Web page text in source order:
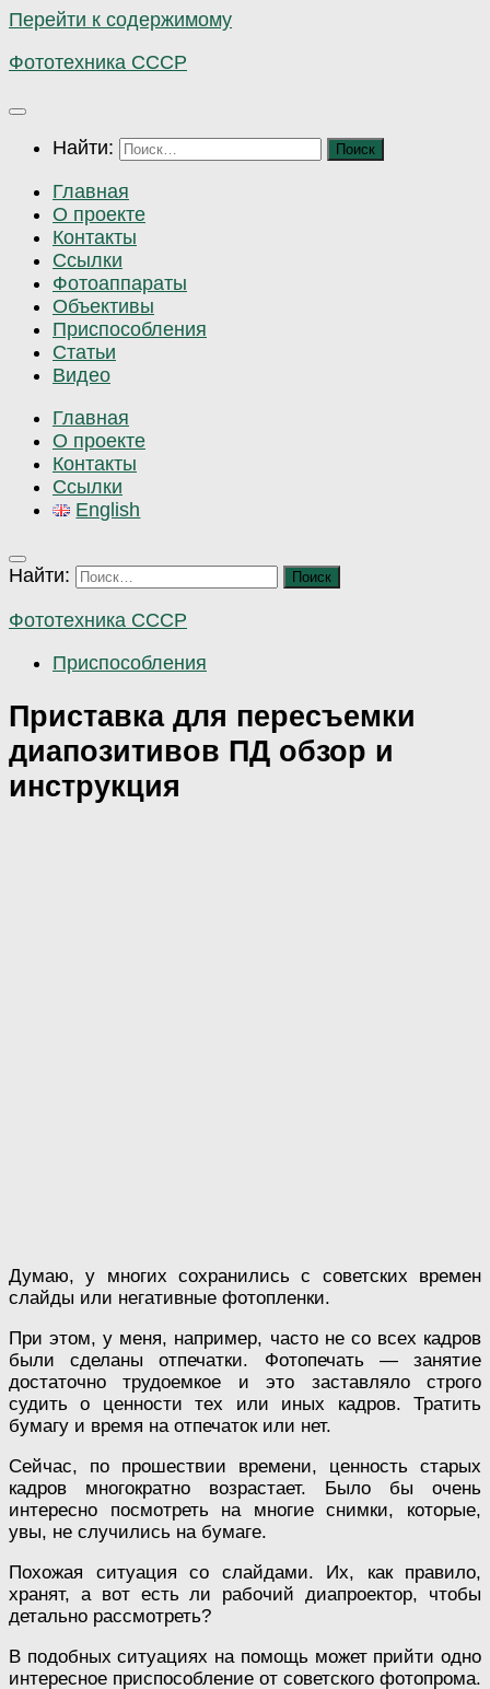
Перейти к содержимому
Фототехника СССР
Найти:
Главная
О проекте
Контакты
Ссылки
Фотоаппараты
Объективы
Приспособления
Статьи
Видео
Главная
О проекте
Контакты
Ссылки
English
Найти:
Фототехника СССР
Приспособления
Приставка для пересъемки
диапозитивов ПД обзор и
инструкция
Думаю, у многих сохранились с советских времен
слайды или негативные фотопленки.
При этом, у меня, например, часто не со всех кадров
были сделаны отпечатки. Фотопечать — занятие
достаточно трудоемкое и это заставляло строго
судить о ценности тех или иных кадров. Тратить
бумагу и время на отпечаток или нет.
Сейчас, по прошествии времени, ценность старых
кадров многократно возрастает. Было бы очень
интересно посмотреть на многие снимки, которые,
увы, не случились на бумаге.
Похожая ситуация со слайдами. Их, как правило,
хранят, а вот есть ли рабочий диапроектор, чтобы
детально рассмотреть?
В подобных ситуациях на помощь может прийти одно
интересное приспособление от советского фотопрома.